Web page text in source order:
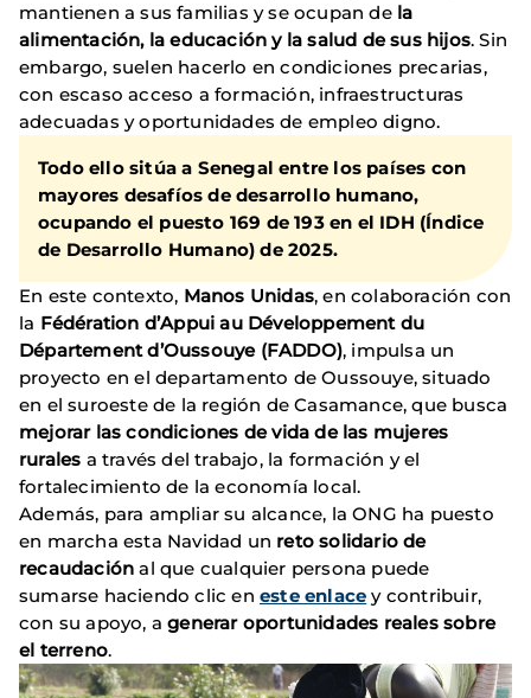
mantienen a sus familias y se ocupan de la
alimentación, la educación y la salud de sus hijos. Sin
embargo, suelen hacerlo en condiciones precarias,
con escaso acceso a formación, infraestructuras
adecuadas y oportunidades de empleo digno.
Todo ello sitúa a Senegal entre los países con
mayores desafíos de desarrollo humano,
ocupando el puesto 169 de 193 en el IDH (Índice
de Desarrollo Humano) de 2025.
En este contexto, Manos Unidas, en colaboración con
la Fédération d’Appui au Développement du
Département d’Oussouye (FADDO), impulsa un
proyecto en el departamento de Oussouye, situado
en el suroeste de la región de Casamance, que busca
mejorar las condiciones de vida de las mujeres
rurales a través del trabajo, la formación y el
fortalecimiento de la economía local.
Además, para ampliar su alcance, la ONG ha puesto
en marcha esta Navidad un reto solidario de
recaudación al que cualquier persona puede
sumarse haciendo clic en este enlace y contribuir,
con su apoyo, agenerar oportunidades reales sobre
el terreno.